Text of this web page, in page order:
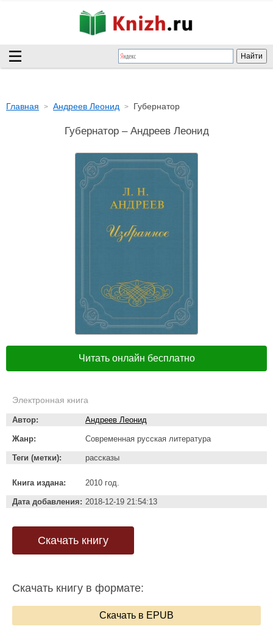
Главная Андреев Леонид Губернатор
Губернатор – Андреев Леонид
Читать онлайн бесплатно
Электронная книга
Автор: Андреев Леонид
Жанр: Современная русская литература
Теги (метки): рассказы
Книга издана: 2010 год.
Дата добавления: 2018-12-19 21:54:13
Скачать книгу
Скачать книгу в формате:
Скачать в EPUB